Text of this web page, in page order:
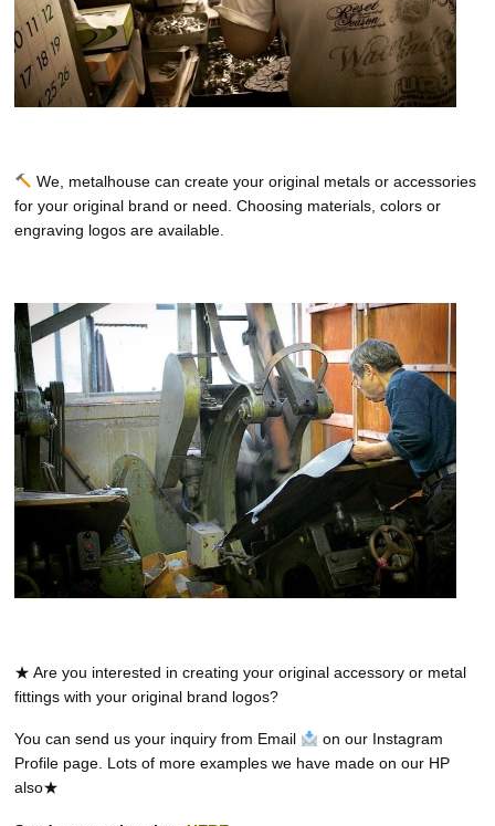
We, metalhouse can create your original metals or accessories
for your original brand or need. Choosing materials, colors or
engraving logos are available.
★ Are you interested in creating your original accessory or metal
fittings with your original brand logos?
You can send us your inquiry from Email
on our Instagram
Profile page. Lots of more examples we have made on our HP
also★